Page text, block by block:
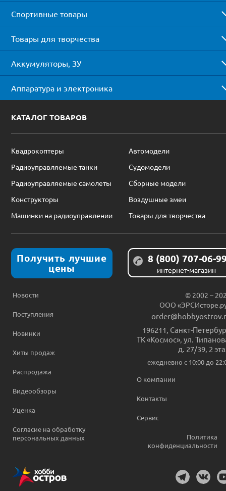
Спортивные товары
Товары для творчества
Аккумуляторы, ЗУ
Аппаратура и электроника
КАТАЛОГ ТОВАРОВ
Квадрокоптеры
Автомодели
Радиоуправляемые танки
Судомодели
Радиоуправляемые самолеты
Сборные модели
Конструкторы
Воздушные змеи
Машинки на радиоуправлении
Товары для творчества
Получить лучшие
цены
8 (800) 707-06-
интернет-магазин
Новости
Поступления
Новинки
Хиты продаж
Распродажа
Видеообзоры
Уценка
Согласие на обработку
персональных данных
© 2002 –
ООО
196211, Санкт-
ТК «Космос», ул.
д. 27/39, 2
ежедневно c 10:00 до
О компании
Контакты
Сервис
Политика
конфиденциальности